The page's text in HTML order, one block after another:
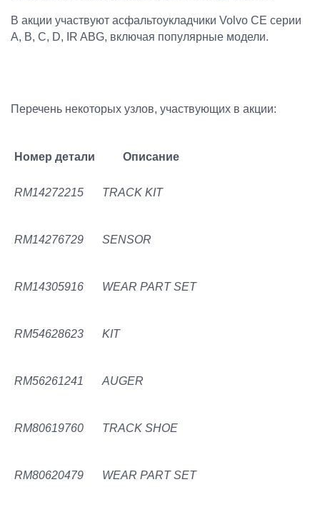
В акции участвуют асфальтоукладчики Volvo CE серии
A, B, C, D, IR ABG, включая популярные модели.
Перечень некоторых узлов, участвующих в акции:
Номер детали Описание
RM14272215 TRACK KIT
RM14276729 SENSOR
RM14305916 WEAR PART SET
RM54628623 KIT
RM56261241 AUGER
RM80619760 TRACK SHOE
RM80620479 WEAR PART SET